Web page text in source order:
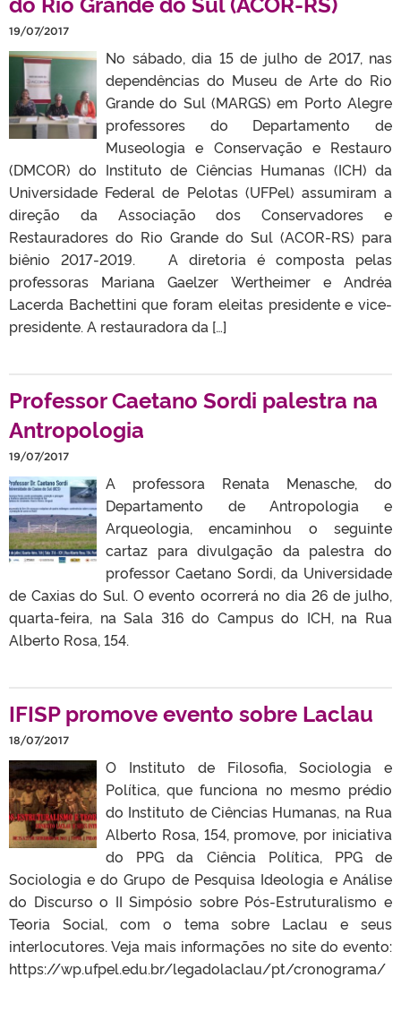
19/07/2017
No sábado, dia 15 de julho de 2017, nas
dependências do Museu de Arte do Rio
Grande do Sul (MARGS) em Porto Alegre
professores do Departamento de
Museologia e Conservação e Restauro
(DMCOR) do Instituto de Ciências Humanas (ICH) da
Universidade Federal de Pelotas (UFPel) assumiram a
direção da Associação dos Conservadores e
Restauradores do Rio Grande do Sul (ACOR-RS) para
biênio 2017-2019. A diretoria é composta pelas
professoras Mariana Gaelzer Wertheimer e Andréa
Lacerda Bachettini que foram eleitas presidente e vice-
presidente. A restauradora da […]
Professor Caetano Sordi palestra na
Antropologia
19/07/2017
A professora Renata Menasche, do
Departamento de Antropologia e
Arqueologia, encaminhou o seguinte
cartaz para divulgação da palestra do
professor Caetano Sordi, da Universidade
de Caxias do Sul. O evento ocorrerá no dia 26 de julho,
quarta-feira, na Sala 316 do Campus do ICH, na Rua
Alberto Rosa, 154.
IFISP promove evento sobre Laclau
18/07/2017
O Instituto de Filosofia, Sociologia e
Política, que funciona no mesmo prédio
do Instituto de Ciências Humanas, na Rua
Alberto Rosa, 154, promove, por iniciativa
do PPG da Ciência Política, PPG de
Sociologia e do Grupo de Pesquisa Ideologia e Análise
do Discurso o II Simpósio sobre Pós-Estruturalismo e
Teoria Social, com o tema sobre Laclau e seus
interlocutores. Veja mais informações no site do evento:
https://wp.ufpel.edu.br/legadolaclau/pt/cronograma/